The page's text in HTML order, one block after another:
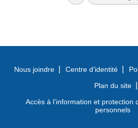
Nous joindre Centre d’identité
Plan du site
Accès à l’information et protection
personnels